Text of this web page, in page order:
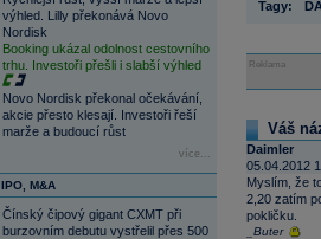
výhled. Lilly překonává Novo
Nordisk
Booking ukázal odolnost cestovního
trhu. Investoři přešli i slabší výhled
Novo Nordisk překonal očekávání,
akcie přesto klesají. Investoři řeší
marže a budoucí růst
více...
IPO, M&A
Čínský čipový gigant CXMT při
burzovním debutu vystřelil přes 500
Tagy:
Reklama
Váš
Daimler
05.04.2012
Myslím, že
2,20 zatím
pokličku.
_Buter